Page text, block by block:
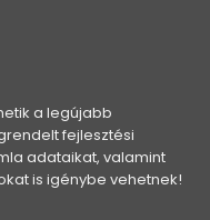
a legújabb
fejlesztési
adataikat, valamint
is igénybe vehetnek!